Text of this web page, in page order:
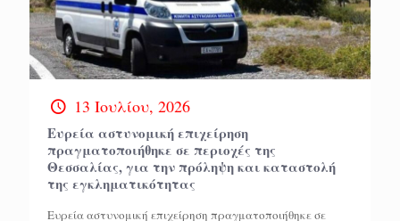
13 Ιουλίου, 2026
Ευρεία αστυνομική επιχείρηση
πραγματοποιήθηκε σε περιοχές της
Θεσσαλίας, για την πρόληψη και καταστολή
της εγκληματικότητας
Ευρεία αστυνομική επιχείρηση πραγματοποιήθηκε σε